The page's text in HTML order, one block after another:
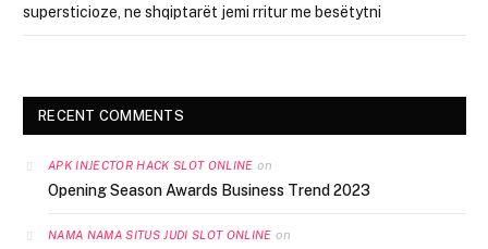
supersticioze, ne shqiptarët jemi rritur me besëtytni
RECENT COMMENTS
APK INJECTOR HACK SLOT ONLINE on
Opening Season Awards Business Trend 2023
NAMA NAMA SITUS JUDI SLOT ONLINE on